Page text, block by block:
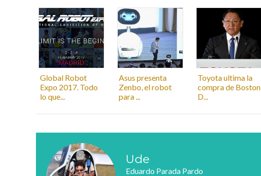
Global Robot
Expo 2017. Todo
lo que...
Asus presenta
Zenbo, el robot
para ...
Toyota ultima la
compra de Boston
D...
Ude
Eduardo Parada Pardo